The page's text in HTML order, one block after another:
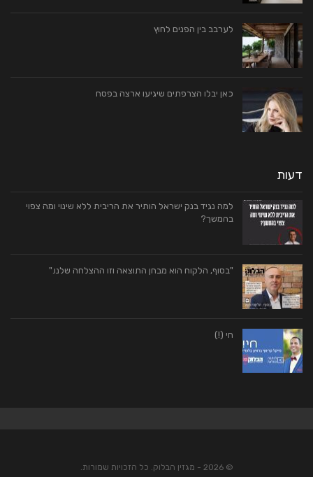
לערבב בין הפנים לחוץ
כאן יבלו הצרפתים שיגיעו ארצה בפסח
דעות
למה נגיד בנק ישראל הותיר את הריבית ללא שינוי ומה צפוי
בהמשך?
"בסוף, הלקוח הוא מבחן התוצאה וזו ההצלחה שלנו."
חי (!)
© 2026 - מגזין הבלוק. כל הזכויות שמורות.